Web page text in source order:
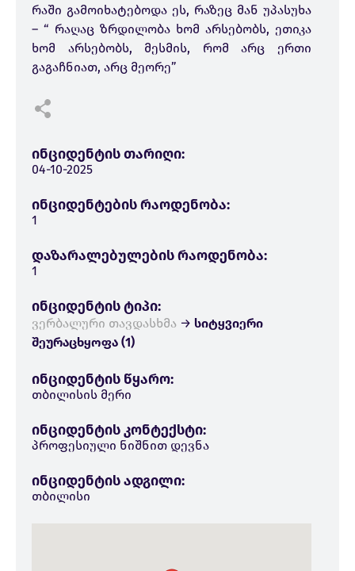
რაში გამოიხატებოდა ეს, რაზეც მან უპასუხა
– “ რაღაც ზრდილობა ხომ არსებობს, ეთიკა
ხომ არსებობს, მესმის, რომ არც ერთი
გაგაჩნიათ, არც მეორე”
ინციდენტის თარიღი:
04-10-2025
ინციდენტების რაოდენობა:
1
დაზარალებულების რაოდენობა:
1
ინციდენტის ტიპი:
ვერბალური თავდასხმა → სიტყვიერი
შეურაცხყოფა (1)
ინციდენტის წყარო:
თბილისის მერი
ინციდენტის კონტექსტი:
პროფესიული ნიშნით დევნა
ინციდენტის ადგილი:
თბილისი